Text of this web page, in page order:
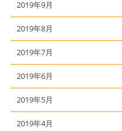
2019年9月
2019年8月
2019年7月
2019年6月
2019年5月
2019年4月